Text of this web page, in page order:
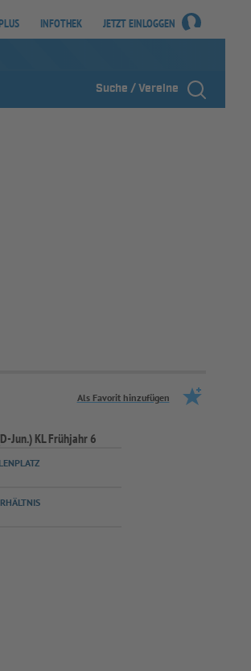
INFOTHEK JETZT EINLOGGEN
Suche / Vereine
Als Favorit hinzufügen
Jun.) KL Frühjahr 6